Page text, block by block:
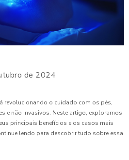
de 2024
revolucionando o cuidado com os pés,
e não invasivos. Neste artigo, exploramos
principais benefícios e os casos mais
lendo para descobrir tudo sobre essa